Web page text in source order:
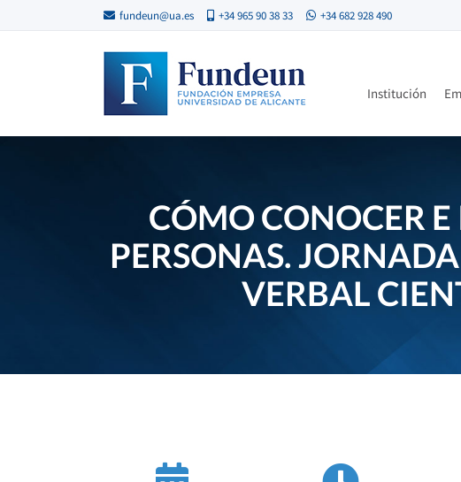
fundeun@ua.es +34 965 90 38 33 +34 682 928 490
Institución
CÓMO CONOCER
PERSONAS.
VERBAL